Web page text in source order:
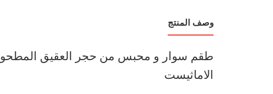
وصف المنتج
طقم سوار و محبس من حجر العقيق
الاماثيست